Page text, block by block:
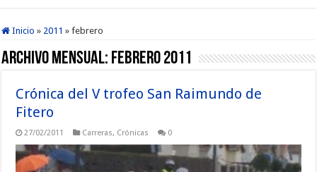
Inicio » 2011 » febrero
Archivo mensual: febrero 2011
Crónica del V trofeo San Raimundo de
Fitero
27/02/2011 Carreras, Crónicas 0